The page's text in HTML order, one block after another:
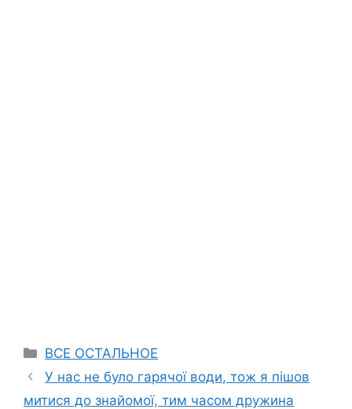
Categories
ВСЕ ОСТАЛЬНОЕ
У нас не було гарячої води, тож я пішов
митися до знайомої, тим часом дружина